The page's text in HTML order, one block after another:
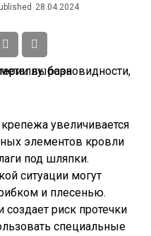
28.04.2024
увеличивается
элементов кровли
под шляпки.
ситуации могут
и плесенью.
создает риск протечки
специальные